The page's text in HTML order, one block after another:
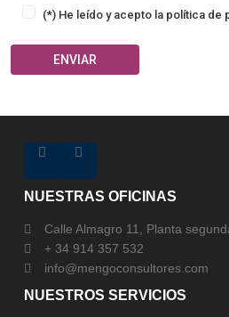
(*) He leído y acepto la política de
NUESTRAS OFICINAS
Calle Almagro 11, Planta
+ 34 914 357 532
info@mengoconsultores.com
NUESTROS SERVICIOS